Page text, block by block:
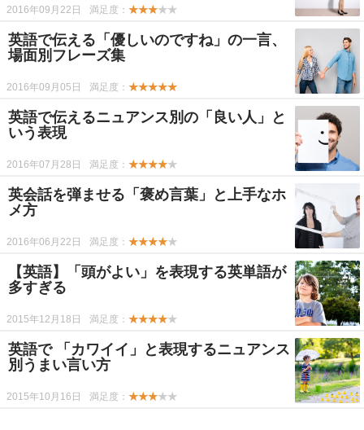
2016年09月22日 満足度： ★★★★★
英語で伝える「優しいのですね」の一言、
場面別フレーズ集
2016年09月05日 満足度： ★★★★★
英語で伝えるニュアンス別の「良い人」と
いう表現
2016年07月28日 満足度： ★★★★★
英会話を弾ませる「褒め言葉」と上手なホ
メ方
2016年06月22日 満足度： ★★★★★
【英語】「頭がよい」を表現する英単語が
多すぎる
2015年12月18日 満足度： ★★★★★
英語で 「カワイイ」と表現するニュアンス
別うまい言い方
2015年10月16日 満足度： ★★★★★